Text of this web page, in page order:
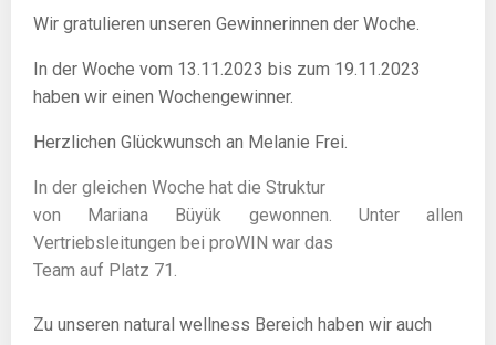
Wir gratulieren unseren Gewinnerinnen der Woche.
In der Woche vom 13 .11.2023 bis zum 19.11.2023
haben wir einen Wochengewinner.
Herzlichen Glückwunsch an Melanie Frei.
In der gleichen Woche hat die Struktur
von Mariana Büyük gewonnen. Unter allen
Vertriebsleitungen bei proWIN war das
Team auf Platz 71.
Zu unseren natural wellness Bereich haben wir auch